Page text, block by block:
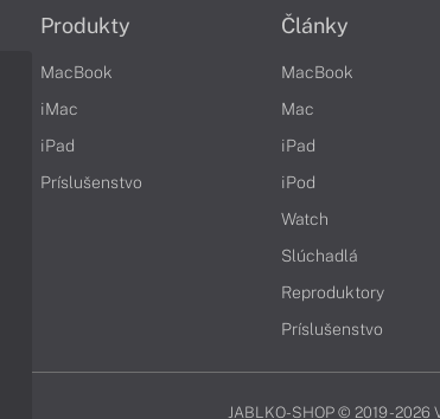
Produkty
MacBook
iMac
iPad
Príslušenstvo
Články
MacBook
Mac
iPad
iPod
Watch
Slúchadlá
Reproduktory
Príslušenstvo
JABLKO-SHOP © 2019 - 2026